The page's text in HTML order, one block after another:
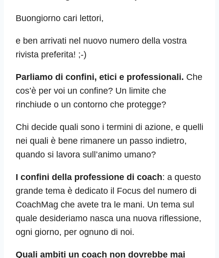
Buongiorno cari lettori,
e ben arrivati nel nuovo numero della vostra
rivista preferita! ;-)
Parliamo di confini, etici e professionali. Che
cos’è per voi un confine? Un limite che
rinchiude o un contorno che protegge?
Chi decide quali sono i termini di azione, e quelli
nei quali è bene rimanere un passo indietro,
quando si lavora sull’animo umano?
I confini della professione di coach: a questo
grande tema è dedicato il Focus del numero di
CoachMag che avete tra le mani. Un tema sul
quale desideriamo nasca una nuova riflessione,
ogni giorno, per ognuno di noi.
Quali ambiti un coach non dovrebbe mai